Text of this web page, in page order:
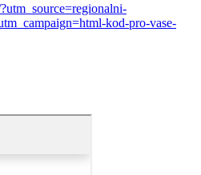
kod-pro-vase-